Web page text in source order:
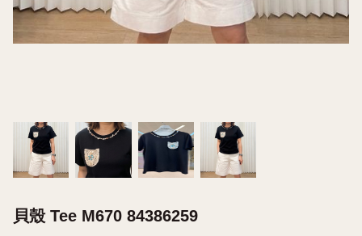
貝殼 Tee M670 84386259